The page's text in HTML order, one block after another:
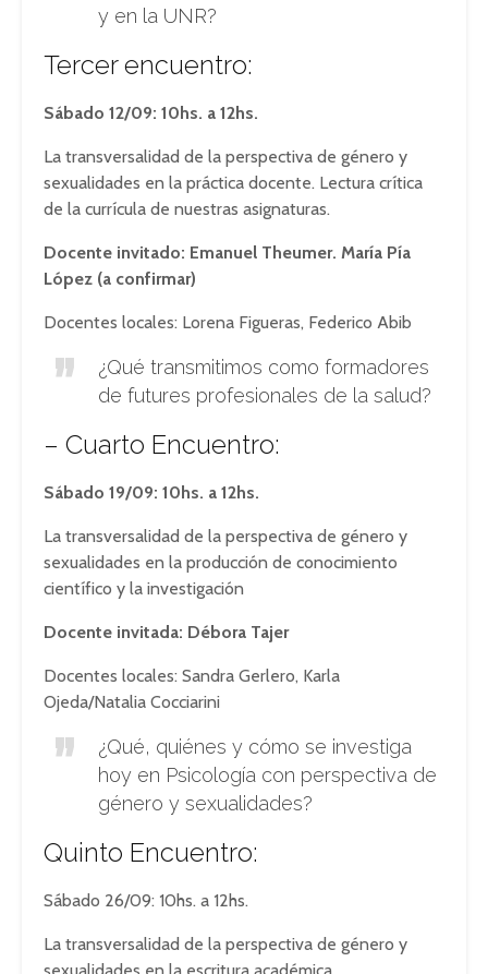
y en la UNR?
Tercer encuentro:
Sábado 12/09: 10hs. a 12hs.
La transversalidad de la perspectiva de género y
sexualidades en la práctica docente. Lectura crítica
de la currícula de nuestras asignaturas.
Docente invitado: Emanuel Theumer. María Pía
López (a confirmar)
Docentes locales: Lorena Figueras, Federico Abib
¿Qué transmitimos como formadores
de futures profesionales de la salud?
– Cuarto Encuentro:
Sábado 19/09: 10hs. a 12hs.
La transversalidad de la perspectiva de género y
sexualidades en la producción de conocimiento
científico y la investigación
Docente invitada: Débora Tajer
Docentes locales: Sandra Gerlero, Karla
Ojeda/Natalia Cocciarini
¿Qué, quiénes y cómo se investiga
hoy en Psicología con perspectiva de
género y sexualidades?
Quinto Encuentro:
Sábado 26/09: 10hs. a 12hs.
La transversalidad de la perspectiva de género y